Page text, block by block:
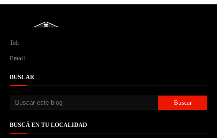
Tel:
Email:
BUSCAR
BUSCÁ EN TU LOCALIDAD